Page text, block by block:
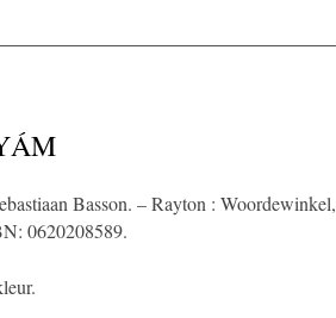
Basson. – Rayton : Woordewinkel,
0620208589.